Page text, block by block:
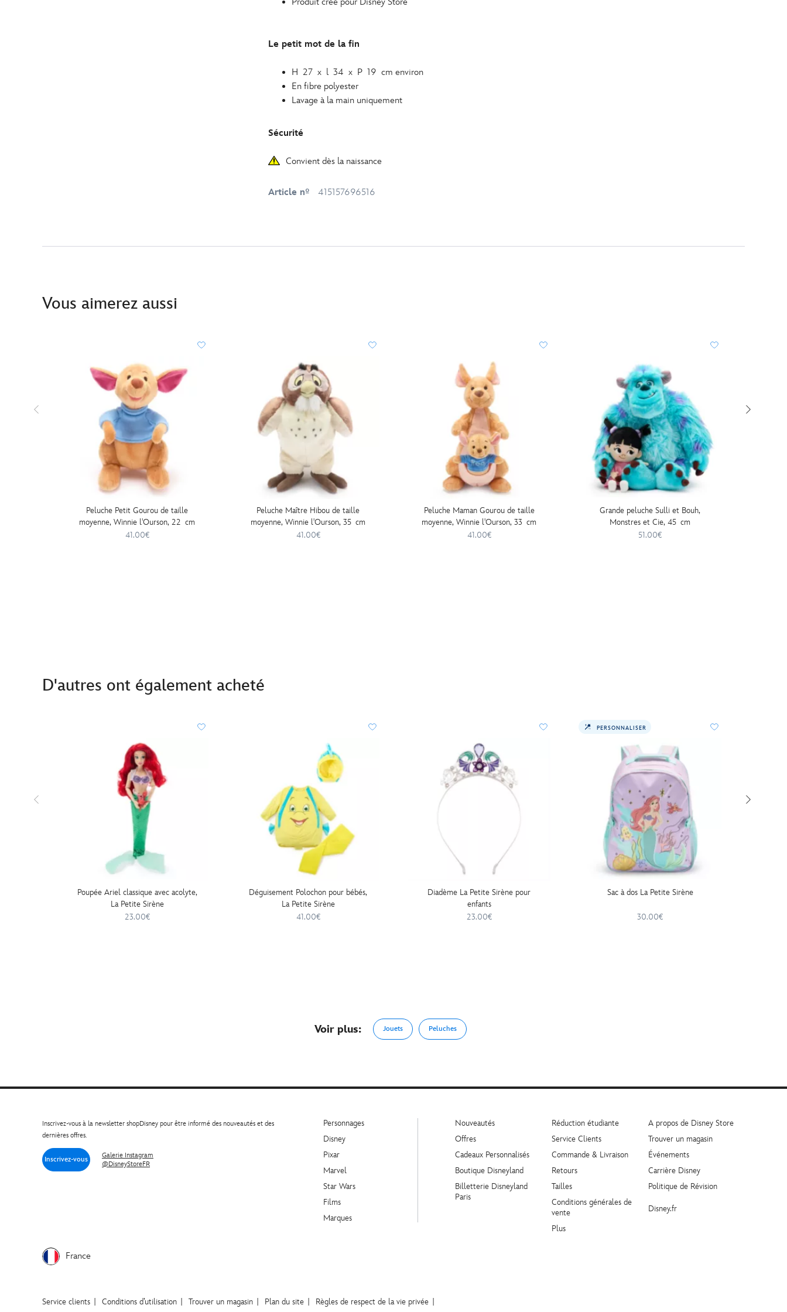
Le petit mot de la fin
H 27 x l 34 x P 19 cm environ
En fibre polyester
Lavage à la main uniquement
Sécurité
Convient dès la naissance
Article nº 415157696516
Vous aimerez aussi
Peluche Petit Gourou de taille
moyenne, Winnie l'Ourson, 22 cm
41.00€
Peluche Maître Hibou de taille
moyenne, Winnie l'Ourson, 35 cm
41.00€
Peluche Maman Gourou de taille
moyenne, Winnie l'Ourson, 33 cm
41.00€
Grande peluche Sulli et Bouh,
Monstres et Cie, 45 cm
51.00€
D'autres ont également acheté
Poupée Ariel classique avec acolyte,
La Petite Sirène
23.00€
Déguisement Polochon pour bébés,
La Petite Sirène
41.00€
Diadème La Petite Sirène pour
enfants
23.00€
PERSONNALISER
Sac à dos La Petite Sirène
30.00€
Voir plus: Jouets Peluches
Inscrivez-vous à la newsletter shopDisney pour être informé des nouveautés et des
dernières offres.
Inscrivez-vous
Galerie Instagram
@DisneyStoreFR
France
Personnages
Disney
Pixar
Marvel
Star Wars
Films
Marques
Nouveautés
Offres
Cadeaux Personnalisés
Boutique Disneyland
Billetterie Disneyland
Paris
Réduction étudiante
Service Clients
Commande & Livraison
Retours
Tailles
Conditions générales de
vente
Plus
A propos de Disney Store
Trouver un magasin
Événements
Carrière Disney
Politique de Révision
Disney.fr
Service clients Conditions d’utilisation Trouver un magasin Plan du site
Règles de respect de la vie privée